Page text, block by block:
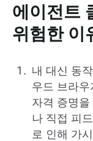
에이전트
위험한 이
내 대신 동
우드 브라
자격 증명을
나 직접 피
로 인해 가